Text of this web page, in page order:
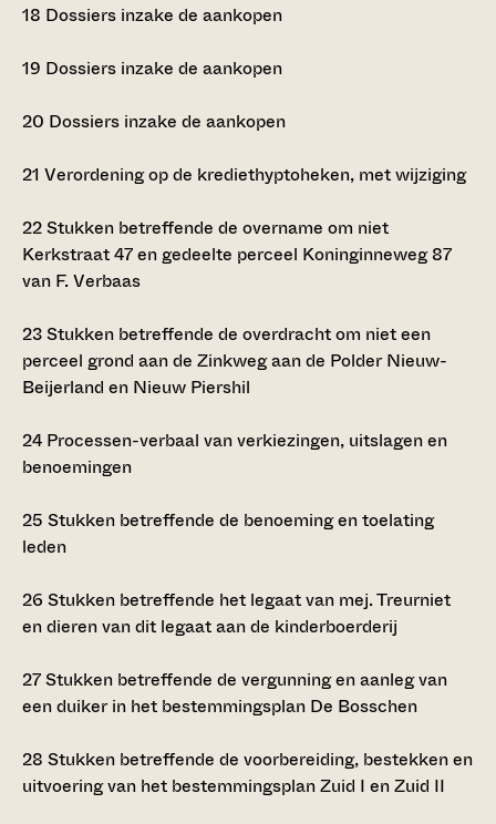
18 Dossiers inzake de aankopen
19 Dossiers inzake de aankopen
20 Dossiers inzake de aankopen
21 Verordening op de krediethyptoheken, met wijziging
22Stukken betreffende de overname om niet
Kerkstraat 47 en gedeelte perceel Koninginneweg 87
van F. Verbaas
23Stukken betreffende de overdracht om niet een
perceel grond aan de Zinkweg aan de Polder Nieuw-
Beijerland en Nieuw Piershil
24 Processen-verbaal van verkiezingen, uitslagen en
benoemingen
25 Stukken betreffende de benoeming en toelating
leden
26 Stukken betreffende het legaat van mej. Treurniet
en dieren van dit legaat aan de kinderboerderij
27Stukken betreffende de vergunning en aanleg van
een duiker in het bestemmingsplan De Bosschen
28 Stukken betreffende de voorbereiding, bestekken en
uitvoering van het bestemmingsplan Zuid I en Zuid II